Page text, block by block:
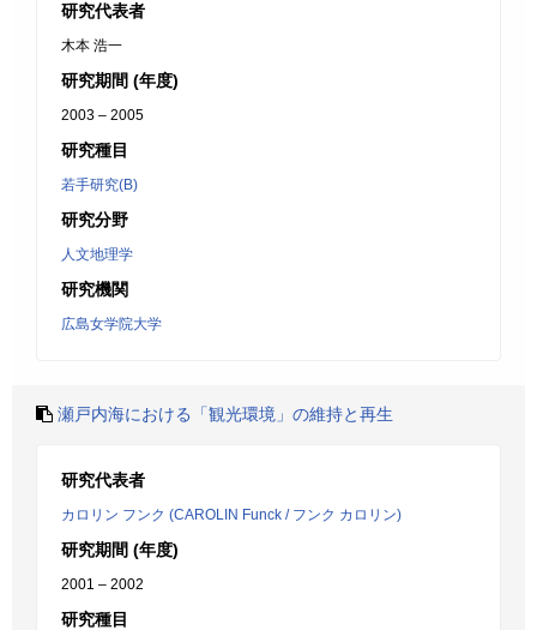
研究代表者
木本 浩一
研究期間 (年度)
2003 – 2005
研究種目
若手研究(B)
研究分野
人文地理学
研究機関
広島女学院大学
瀬戸内海における「観光環境」の維持と再生
研究代表者
カロリン フンク (CAROLIN Funck / フンク カロリン)
研究期間 (年度)
2001 – 2002
研究種目